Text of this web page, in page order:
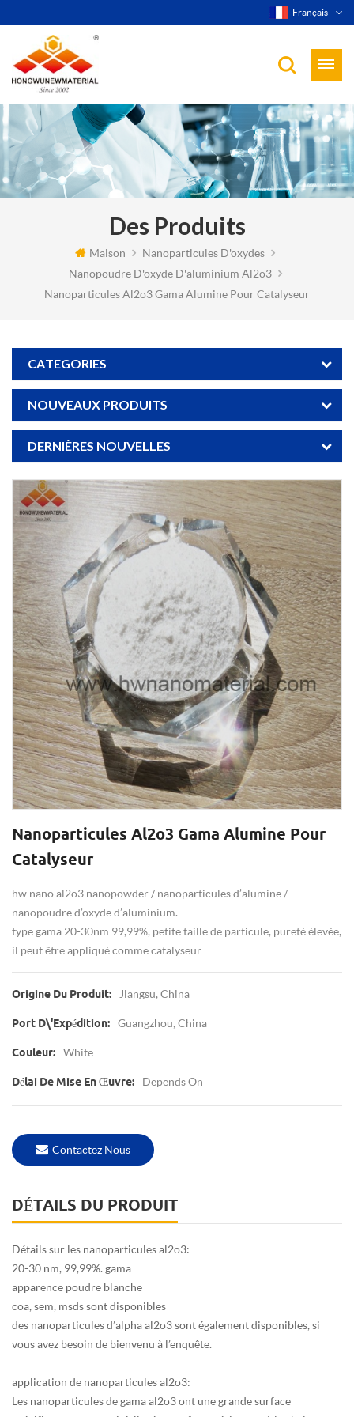
Français
Des Produits
Maison
Nanoparticules D'oxydes
Nanopoudre D'oxyde D'aluminium Al2o3
Nanoparticules Al2o3 Gama Alumine Pour Catalyseur
CATEGORIES
NOUVEAUX PRODUITS
DERNIÈRES NOUVELLES
Nanoparticules Al2o3 Gama Alumine Pour
Catalyseur
hw nano al2o3 nanopowder / nanoparticules d’alumine /
nanopoudre d’oxyde d’aluminium.
type gama 20-30nm 99,99%, petite taille de particule, pureté élevée,
il peut être appliqué comme catalyseur
Origine Du Produit: Jiangsu, China
Port D\'expédition: Guangzhou, China
Couleur: White
Délai De Mise En Œuvre: Depends On
Contactez Nous
DÉTAILS DU PRODUIT
Détails sur les nanoparticules al2o3:
20-30 nm, 99,99%. gama
apparence poudre blanche
coa, sem, msds sont disponibles
des nanoparticules d’alpha al2o3 sont également disponibles, si
vous avez besoin de bienvenu à l’enquête.
application de nanoparticules al2o3:
Les nanoparticules de gama al2o3 ont une grande surface